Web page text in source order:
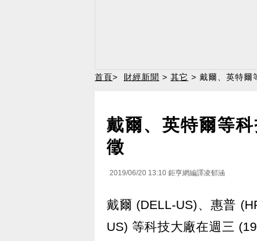
首頁> 財經新聞 > 其它 > 戴爾、英特爾
戴爾、英特爾等
徵
2019/06/20 13:10 鉅亨網編譯凌郁涵
戴爾 (DELL-US)、惠普
US) 等科技大廠在週三